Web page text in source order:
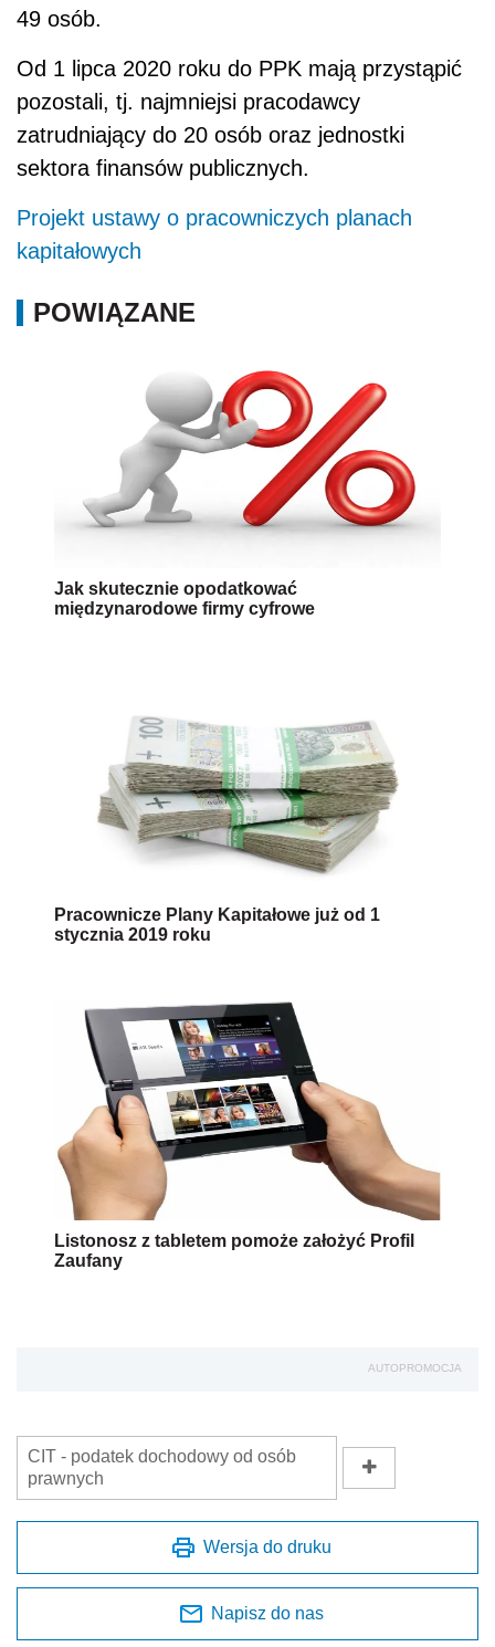
49 osób.
Od 1 lipca 2020 roku do PPK mają przystąpić
pozostali, tj. najmniejsi pracodawcy
zatrudniający do 20 osób oraz jednostki
sektora finansów publicznych.
Projekt ustawy o pracowniczych planach
kapitałowych
POWIĄZANE
Jak skutecznie opodatkować
międzynarodowe firmy cyfrowe
Pracownicze Plany Kapitałowe już od 1
stycznia 2019 roku
Listonosz z tabletem pomoże założyć Profil
Zaufany
AUTOPROMOCJA
CIT - podatek dochodowy od osób
prawnych
Wersja do druku
Napisz do nas